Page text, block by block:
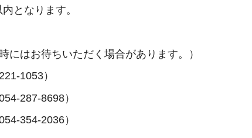
となります。
にはお待ちいただく場合があります。）
1053）
287-8698）
354-2036）